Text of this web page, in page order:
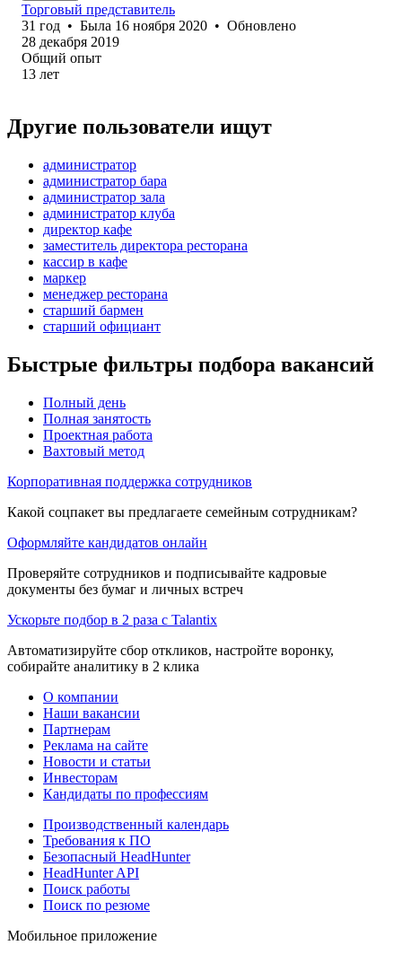
Торговый представитель
31 год • Была 16 ноября 2020 • Обновлено
28 декабря 2019
Общий опыт
13 лет
Другие пользователи ищут
администратор
администратор бара
администратор зала
администратор клуба
директор кафе
заместитель директора ресторана
кассир в кафе
маркер
менеджер ресторана
старший бармен
старший официант
Быстрые фильтры подбора вакансий
Полный день
Полная занятость
Проектная работа
Вахтовый метод
Корпоративная поддержка сотрудников
Какой соцпакет вы предлагаете семейным сотрудникам?
Оформляйте кандидатов онлайн
Проверяйте сотрудников и подписывайте кадровые
документы без бумаг и личных встреч
Ускорьте подбор в 2 раза с Talantix
Автоматизируйте сбор откликов, настройте воронку,
собирайте аналитику в 2 клика
О компании
Наши вакансии
Партнерам
Реклама на сайте
Новости и статьи
Инвесторам
Кандидаты по профессиям
Производственный календарь
Требования к ПО
Безопасный HeadHunter
HeadHunter API
Поиск работы
Поиск по резюме
Мобильное приложение